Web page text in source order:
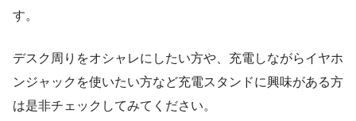
す。
デスク周りをオシャレにしたい方や、充電しながらイヤホ
ンジャックを使いたい方など充電スタンドに興味がある方
は是非チェックしてみてください。